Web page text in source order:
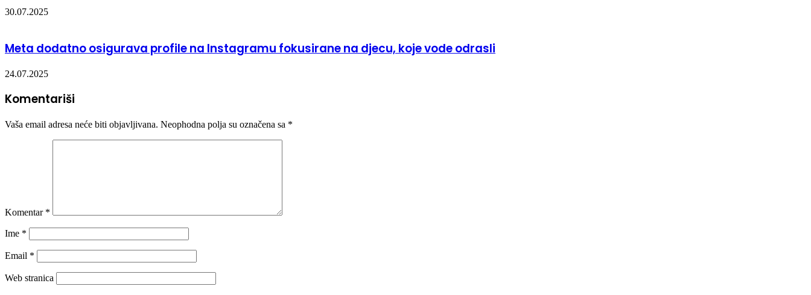
30.07.2025
Meta dodatno osigurava profile na Instagramu fokusirane na djecu, koje vode odrasli
24.07.2025
Komentariši
Vaša email adresa neće biti objavljivana. Neophodna polja su označena sa *
Komentar *
Ime *
Email *
Web stranica